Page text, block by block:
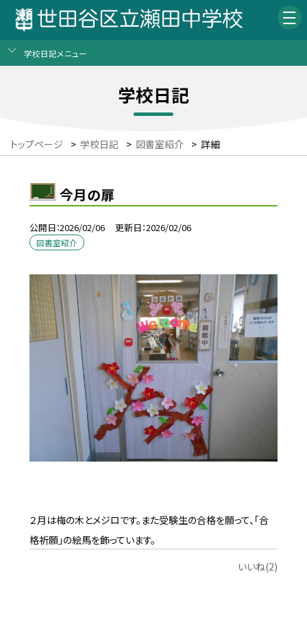
学校日記メニュー
学校日記
トップページ > 学校日記 > 図書室紹介 > 詳細
今月の扉
公開日 2026/02/06 更新日 2026/02/06
図書室紹介
２月は梅の木とメジロです。また受験生の合格を願って、「合
格祈願」の絵馬を飾っています。
いいね(2)